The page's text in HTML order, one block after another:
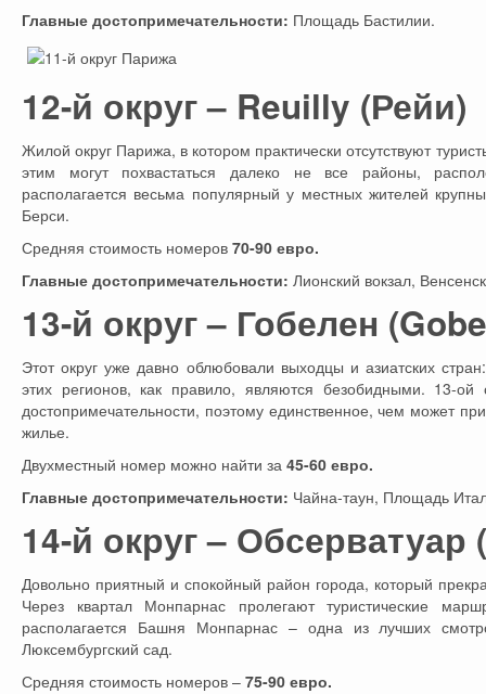
Главные достопримечательности: Площадь Бастилии.
12-й округ – Reuilly (Рейи)
Жилой округ Парижа, в котором практически отсутствуют
этим могут похвастаться далеко не все районы,
располагается весьма популярный у местных жителей
Берси.
Средняя стоимость номеров 70-90 евро.
Главные достопримечательности: Лионский вокзал,
13-й округ – Гобелен
Этот округ уже давно облюбовали выходцы и азиатских
этих регионов, как правило, являются безобидными. 13-ой
достопримечательности, поэтому единственное, чем может
жилье.
Двухместный номер можно найти за 45-60 евро.
Главные достопримечательности: Чайна-таун, Площадь
14-й округ – Обсерватуар
Довольно приятный и спокойный район города, который
Через квартал Монпарнас пролегают туристические
располагается Башня Монпарнас – одна из лучших
Люксембургский сад.
Средняя стоимость номеров – 75-90 евро.